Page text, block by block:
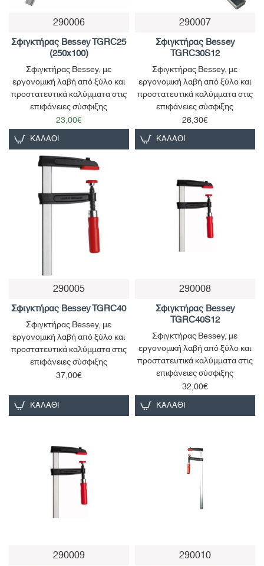
290006
Σφιγκτήρας Bessey TGRC25
(250x100)
Σφιγκτήρας Bessey, με
εργονομική λαβή από ξύλο και
προστατευτικά καλύμματα στις
επιφάνειες σύσφιξης
23,00€
ΚΑΛΆΘΙ
Παράδοση σε 4-10 ημέρες
290007
Σφιγκτήρας Bessey
TGRC30S12
Σφιγκτήρας Bessey, με
εργονομική λαβή από ξύλο και
προστατευτικά καλύμματα στις
επιφάνειες σύσφιξης
26,30€
ΚΑΛΆΘΙ
Παράδοση 1 έως 3 ημέρες
290005
Σφιγκτήρας Bessey TGRC40
Σφιγκτήρας Bessey, με
εργονομική λαβή από ξύλο και
προστατευτικά καλύμματα στις
επιφάνειες σύσφιξης
37,00€
ΚΑΛΆΘΙ
Παράδοση 1 έως 3 ημέρες
290008
Σφιγκτήρας Bessey
TGRC40S12
Σφιγκτήρας Bessey, με
εργονομική λαβή από ξύλο και
προστατευτικά καλύμματα στις
επιφάνειες σύσφιξης
32,00€
ΚΑΛΆΘΙ
Παράδοση 1 έως 3 ημέρες
290009 Παράδοση 1 έως 3 ημέρες
290010